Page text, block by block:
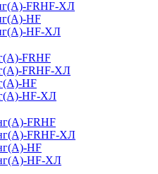
FRHF-ХЛ
HF
HF-ХЛ
FRHF
FRHF-ХЛ
HF
HF-ХЛ
FRHF
FRHF-ХЛ
HF
HF-ХЛ